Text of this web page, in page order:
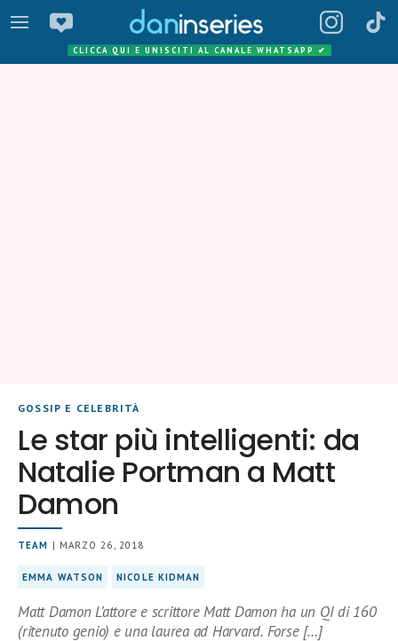
CLICCA QUI E UNISCITI AL CANALE WHATSAPP ✔
GOSSIP E CELEBRITÀ
Le star più intelligenti: da
Natalie Portman a Matt
Damon
TEAM | MARZO 26, 2018
EMMA WATSON NICOLE KIDMAN
Matt Damon L’attore e scrittore Matt Damon ha un QI di 160
(ritenuto genio) e una laurea ad Harvard. Forse […]